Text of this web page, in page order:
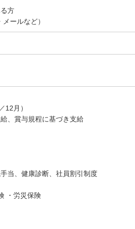
方
ールなど）
12月）
、賞与規程に基づき支給
当、健康診断、社員割引制度
・労災保険